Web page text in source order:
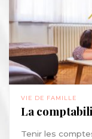
VIE DE FAMILLE
La
Tenir les